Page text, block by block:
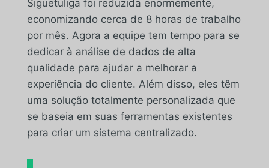
Siguetuliga foi reduzida enormemente,
economizando cerca de 8 horas de trabalho
por mês. Agora a equipe tem tempo para se
dedicar à análise de dados de alta
qualidade para ajudar a melhorar a
experiência do cliente. Além disso, eles têm
uma solução totalmente personalizada que
se baseia em suas ferramentas existentes
para criar um sistema centralizado.